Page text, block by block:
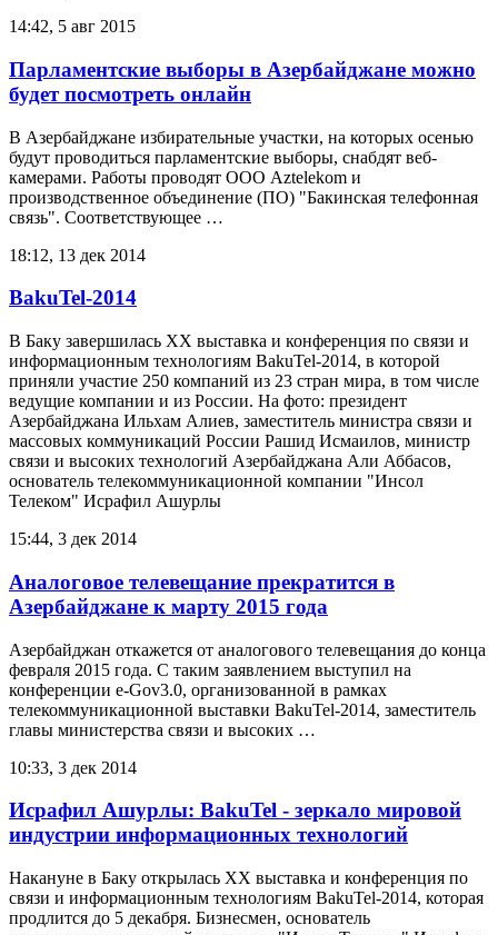
14:42, 5 авг 2015
Парламентские выборы в Азербайджане можно
будет посмотреть онлайн
В Азербайджане избирательные участки, на которых осенью
будут проводиться парламентские выборы, снабдят веб-
камерами. Работы проводят ООО Aztelekom и
производственное объединение (ПО) "Бакинская телефонная
связь". Соответствующее …
18:12, 13 дек 2014
BakuTel-2014
В Баку завершилась XX выставка и конференция по связи и
информационным технологиям BakuTel-2014, в которой
приняли участие 250 компаний из 23 стран мира, в том числе
ведущие компании и из России. На фото: президент
Азербайджана Ильхам Алиев, заместитель министра связи и
массовых коммуникаций России Рашид Исмаилов, министр
связи и высоких технологий Азербайджана Али Аббасов,
основатель телекоммуникационной компании "Инсол
Телеком" Исрафил Ашурлы
15:44, 3 дек 2014
Аналоговое телевещание прекратится в
Азербайджане к марту 2015 года
Азербайджан откажется от аналогового телевещания до конца
февраля 2015 года. С таким заявлением выступил на
конференции e-Gov3.0, организованной в рамках
телекоммуникационной выставки BakuTel-2014, заместитель
главы министерства связи и высоких …
10:33, 3 дек 2014
Исрафил Ашурлы: BakuTel - зеркало мировой
индустрии информационных технологий
Накануне в Баку открылась XX выставка и конференция по
связи и информационным технологиям BakuTel-2014, которая
продлится до 5 декабря. Бизнесмен, основатель